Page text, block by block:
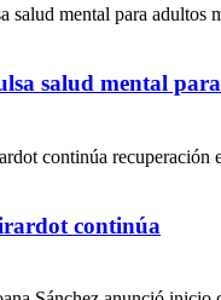
salud mental para
continúa